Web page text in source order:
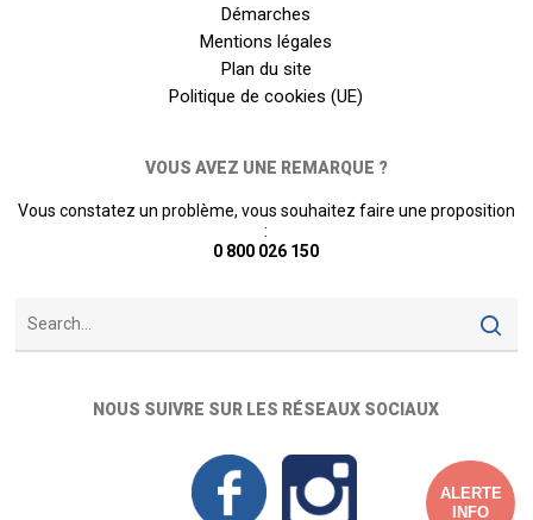
Démarches
Mentions légales
Plan du site
Politique de cookies (UE)
VOUS AVEZ UNE REMARQUE ?
Vous constatez un problème, vous souhaitez faire une proposition
:
0 800 026 150
NOUS SUIVRE SUR LES RÉSEAUX SOCIAUX
ALERTE
INFO